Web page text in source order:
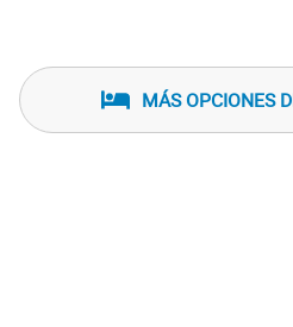
MÁS OPCIONES